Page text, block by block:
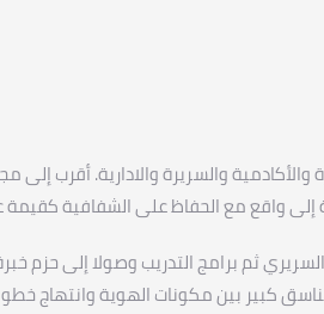
والسريرة والادارية. أقرب إلى
واقع مع الحفاظ على الشفافية كقيمة
ثم برامج التدريب وصولا إلى حزم
كبير بين مكونات الهوية وانتهاج